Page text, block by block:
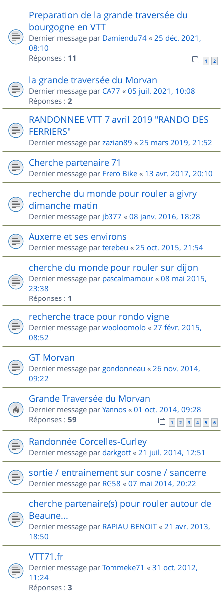
Preparation de la grande traversée du
bourgogne en VTT
Dernier message par Damiendu74 « 25 déc. 2021,
08:10
Réponses : 11 1 2
la grande traversée du Morvan
Dernier message par CA77 « 05 juil. 2021, 10:08
Réponses : 2
RANDONNEE VTT 7 avril 2019 "RANDO DES
FERRIERS"
Dernier message par zazian89 « 25 mars 2019, 21:52
Cherche partenaire 71
Dernier message par Frero Bike « 13 avr. 2017, 20:10
recherche du monde pour rouler a givry
dimanche matin
Dernier message par jb377 « 08 janv. 2016, 18:28
Auxerre et ses environs
Dernier message par terebeu « 25 oct. 2015, 21:54
cherche du monde pour rouler sur dijon
Dernier message par pascalmamour « 08 mai 2015,
23:38
Réponses : 1
recherche trace pour rondo vigne
Dernier message par wooloomolo « 27 févr. 2015,
08:52
GT Morvan
Dernier message par gondonneau « 26 nov. 2014,
09:22
Grande Traversée du Morvan
Dernier message par Yannos « 01 oct. 2014, 09:28
Réponses : 59 1 2 3 4 5 6
Randonnée Corcelles-Curley
Dernier message par darkgott « 21 juil. 2014, 12:51
sortie / entrainement sur cosne / sancerre
Dernier message par RG58 « 07 mai 2014, 20:22
cherche partenaire(s) pour rouler autour de
Beaune...
Dernier message par RAPIAU BENOIT« 21 avr. 2013,
18:50
VTT71.fr
Dernier message par Tommeke71 « 31 oct. 2012,
11:24
Réponses : 3